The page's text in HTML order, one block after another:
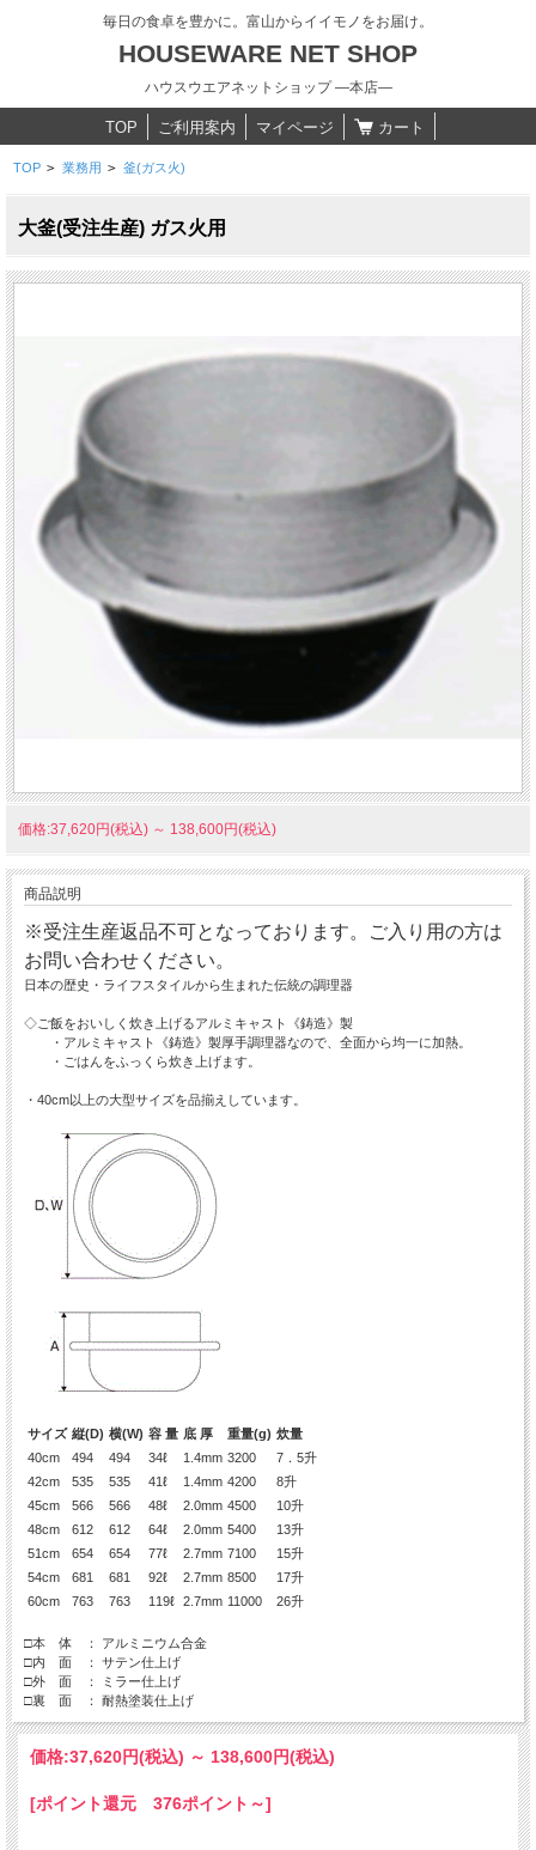
毎日の食卓を豊かに。富山からイイモノをお届け。
HOUSEWARE NET SHOP
ハウスウエアネットショップ ―本店―
TOP ご利用案内 マイページ カート
TOP > 業務用 > 釜(ガス火)
大釜(受注生産) ガス火用
価格:37,620円(税込) ～ 138,600円(税込)
商品説明
※受注生産返品不可となっております。ご入り用の方は
お問い合わせください。
日本の歴史・ライフスタイルから生まれた伝統の調理器
◇ご飯をおいしく炊き上げるアルミキャスト《鋳造》製
・アルミキャスト《鋳造》製厚手調理器なので、全面から均一に加熱。
・ごはんをふっくら炊き上げます。
・40cm以上の大型サイズを品揃えしています。
サイズ 縦(D) 横(W) 容 量 底 厚 重量(g) 炊量
40cm
494 494 34ℓ 1.4mm 3200
7．5升
42cm
535 535 41ℓ 1.4mm 4200
8升
45cm
566 566 48ℓ 2.0mm 4500
10升
48cm
612 612 64ℓ 2.0mm 5400
13升
51cm
654 654 77ℓ 2.7mm 7100
15升
54cm
681 681 92ℓ 2.7mm 8500
17升
60cm
763 763 119ℓ 2.7mm 11000 26升
□本 体 ： アルミニウム合金
□内 面 ： サテン仕上げ
□外 面 ： ミラー仕上げ
□裏 面 ： 耐熱塗装仕上げ
価格:37,620円(税込) ～ 138,600円(税込)
[ポイント還元 376ポイント～]